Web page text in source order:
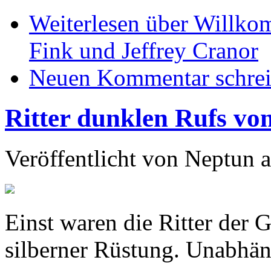
Weiterlesen über
Fink und Jeffrey Cranor
Neuen Kommentar
Ritter dunklen Rufs
Veröffentlicht von Neptun
Einst waren die Ritter der
silberner Rüstung.